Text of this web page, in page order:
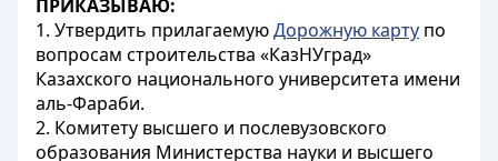
ПРИКАЗЫВАЮ:
1. Утвердить прилагаемуюДорожную карту по
вопросам строительства «КазНУград»
Казахского национального университета имени
аль-Фараби.
2. Комитету высшего и послевузовского
образования Министерства науки и высшего